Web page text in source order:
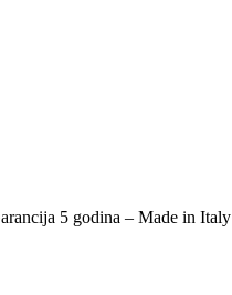
5 godina – Made in Italy